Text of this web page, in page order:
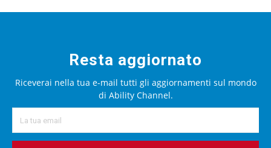
Resta aggiornato
Riceverai nella tua e-mail tutti gli aggiornamenti sul mondo
di Ability Channel.